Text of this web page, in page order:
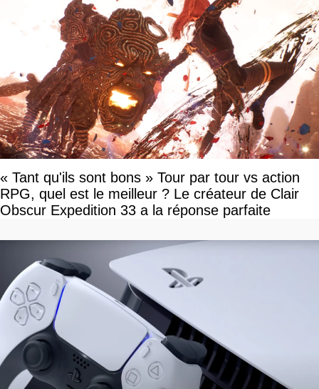
« Tant qu'ils sont bons » Tour par tour vs action
RPG, quel est le meilleur ? Le créateur de Clair
Obscur Expedition 33 a la réponse parfaite